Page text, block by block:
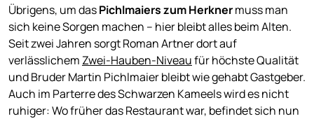
Übrigens, um dasPichlmaiers zum Herknermuss man
sich keine Sorgen machen – hier bleibt alles beim Alten.
Seit zwei Jahren sorgt Roman Artner dort auf
verlässlichem Zwei-Hauben-Niveaufür höchste Qualität
und Bruder Martin Pichlmaier bleibt wie gehabt Gastgeber.
Auch im Parterre des Schwarzen Kameels wird es nicht
ruhiger: Wo früher das Restaurant war, befindet sich nun